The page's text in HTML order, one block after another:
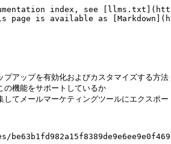
index, see
page is available as
アップを有効化およびカスタマイズする方法
機能をサポートしているか
てメールマーケティングツールにエクスポー